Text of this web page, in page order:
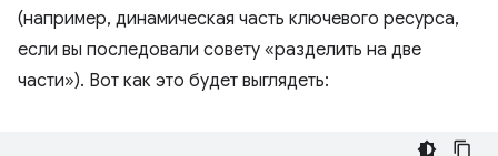
(например, динамическая часть ключевого ресурса,
если вы последовали совету «разделить на две
части»). Вот как это будет выглядеть: